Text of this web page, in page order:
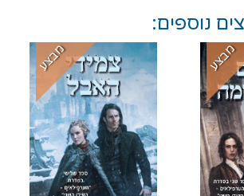
נוספים:
מבצע מבצע